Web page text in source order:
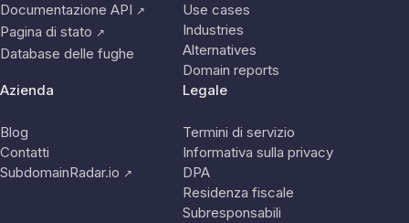
Documentazione API ↗
Pagina di stato ↗
Database delle fughe
Use cases
Industries
Alternatives
Domain reports
Azienda
Blog
Contatti
SubdomainRadar.io ↗
Legale
Termini di servizio
Informativa sulla privacy
DPA
Residenza fiscale
Subresponsabili